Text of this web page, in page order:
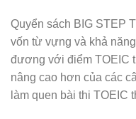
Quyển sách BIG STEP
vốn từ vựng và khả
đương với điểm TOEIC
nâng cao hơn của các
làm quen bài thi TOEIC